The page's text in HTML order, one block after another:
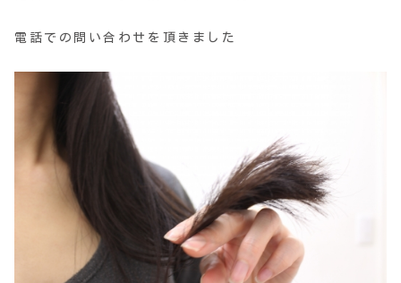
電話での問い合わせを頂きました